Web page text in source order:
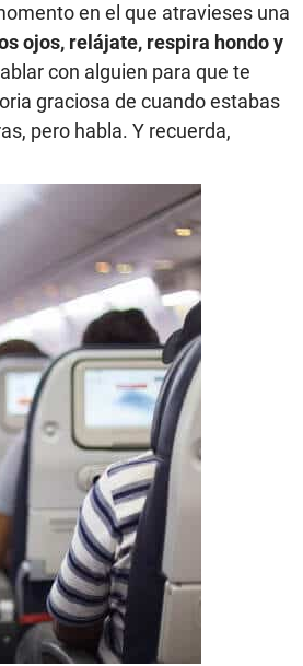
en el que atravieses una
ojos, relájate, respira hondo y
con alguien para que te
graciosa de cuando estabas
pero habla. Y recuerda,